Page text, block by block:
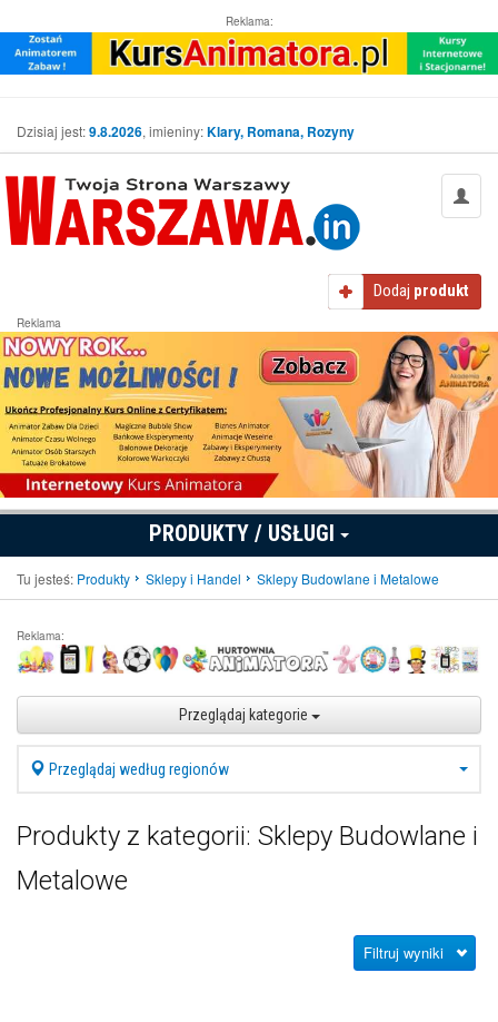
Reklama:
Dzisiaj jest:9.8.2026, imieniny:Klary, Romana, Rozyny
Dodaj produkt
Reklama
PRODUKTY / USŁUGI
Tu jesteś: Produkty Sklepy i Handel Sklepy Budowlane i Metalowe
Reklama:
Przeglądaj kategorie
Przeglądaj według regionów
Produkty z kategorii: Sklepy Budowlane i
Metalowe
Filtruj wyniki